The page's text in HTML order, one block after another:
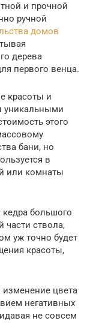
и прочной
ручной
домов
дерева
первого венца.
красоты и
уникальными
этого
бани, но
в
или комнаты
большого
части ствола,
уж точно будет
красоты,
изменение цвета
негативных
не совсем